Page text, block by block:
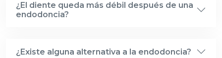
¿El diente queda más débil después de una
endodoncia?
¿Existe alguna alternativa a la endodoncia?